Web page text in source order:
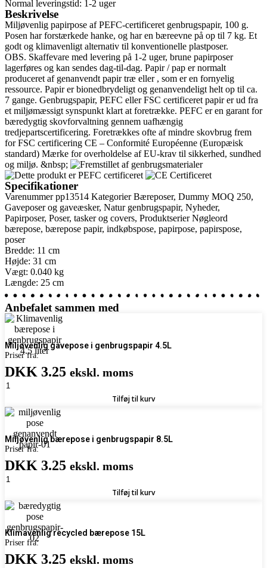
hvid
8.5L
antal
Normal leveringstid: 1-2 uger
Beskrivelse
Miljøvenlig papirpose af PEFC-certificeret genbrugspapir, 100 g.
Posen har forstærkede hanke, og har en bæreevne på op til 7 kg. Et
godt og klimavenligt alternativ til konventionelle plastposer.
OBS. Skaffevare med levering på 1-2 uger, brune papirposer
lagerføres og kan sendes dag-til-dag. Papir / pap er normalt
produceret af genanvendt papir træ eller , som er en fornyelig
ressource. Papir er bionedbrydeligt og genanvendeligt helt op til ca.
7 gange. Genbrugspapir, PEFC eller FSC certificeret papir er ud fra
et miljømæssigt synspunkt klart at foretrække. PEFC er en garant for
bæredygtig skovforvaltning gennem uafhængig
tredjepartscertificering. Foretrækkes ofte af mindre skovbrug frem
for FSC certificering CE – Conformité Européenne (Europæisk
standard) Mærke for overholdelse af EU-krav til sikkerhed, sundhed
og miljø. &nbsp;
Specifikationer
Varenummerpp13514 Kategorier Bæreposer, Dummy MOQ 250,
Gaveposer og gaveæsker, Natur genbrugspapir, Nyheder,
Papirposer, Poser, tasker og covers, Produktserier Nøgleord
bærepose, bærepose papir, indkøbspose, papirpose, papirspose,
poser
Bredde: 11 cm
Højde: 31 cm
Vægt: 0.040 kg
Længde: 25 cm
Anbefalet sammen med
Miljøvenlig gavepose i genbrugspapir 4.5L
Priser fra:
DKK 3.25 ekskl. moms
Miljøvenlig
i
genbrugspapir
antal
Tilføj til kurv
Miljøvenlig bærepose i genbrugspapir 8.5L
Priser fra:
DKK 3.25 ekskl. moms
Miljøvenlig
i
genbrugspapir
antal
Tilføj til kurv
Klimavenlig recycled bærepose 15L
Priser fra:
DKK 3.25 ekskl. moms